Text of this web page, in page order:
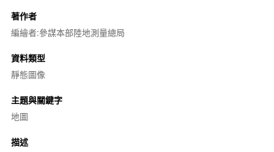
著作者
編繪者:參謀本部陸地測量總局
資料類型
靜態圖像
主題與關鍵字
地圖
描述